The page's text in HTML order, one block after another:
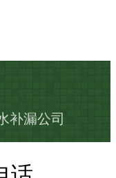
补漏公司